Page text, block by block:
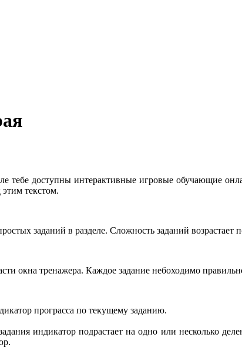
тебе доступны интерактивные игровые обучающие
текстом.
заданий в разделе. Сложность заданий возрастает
окна тренажера. Каждое задание небоходимо
програсса по текущему заданию.
индикатор подрастает на одно или несколько